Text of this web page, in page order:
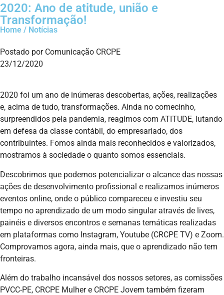
2020: Ano de atitude, união e
Transformação!
Home / Notícias
Postado por Comunicação CRCPE
23/12/2020
2020 foi um ano de inúmeras descobertas, ações, realizações
e, acima de tudo, transformações. Ainda no comecinho,
surpreendidos pela pandemia, reagimos com ATITUDE, lutando
em defesa da classe contábil, do empresariado, dos
contribuintes. Fomos ainda mais reconhecidos e valorizados,
mostramos à sociedade o quanto somos essenciais.
Descobrimos que podemos potencializar o alcance das nossas
ações de desenvolvimento profissional e realizamos inúmeros
eventos online, onde o público compareceu e investiu seu
tempo no aprendizado de um modo singular através de lives,
painéis e diversos encontros e semanas temáticas realizadas
em plataformas como Instagram, Youtube (CRCPE TV) e Zoom.
Comprovamos agora, ainda mais, que o aprendizado não tem
fronteiras.
Além do trabalho incansável dos nossos setores, as comissões
PVCC-PE, CRCPE Mulher e CRCPE Jovem também fizeram